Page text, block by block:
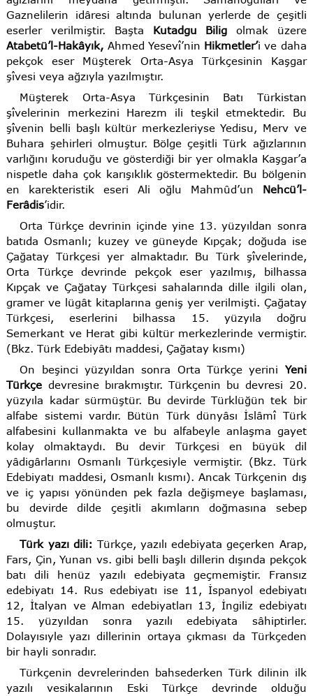
Gaznelilerin idâresi altında bulunan yerlerde de çeşitli
eserler verilmiştir. Başta Kutadgu Bilig olmak üzere
Atabetü’l-Hakâyık, Ahmed Yesevî’nin Hikmetler’i ve daha
pekçok eser Müşterek Orta-Asya Türkçesinin Kaşgar
şîvesi veya ağzıyla yazılmıştır.
Müşterek Orta-Asya Türkçesinin Batı Türkistan
şîvelerinin merkezini Harezm ili teşkil etmektedir. Bu
şîvenin belli başlı kültür merkezleriyse Yedisu, Merv ve
Buhara şehirleri olmuştur. Bölge çeşitli Türk ağızlarının
varlığını koruduğu ve gösterdiği bir yer olmakla Kaşgar’a
nispetle daha çok karışıklık göstermektedir. Bu bölgenin
en karekteristik eseri Ali oğlu Mahmûd’un Nehcü’l-
Ferâdis’idir.
Orta Türkçe devrinin içinde yine 13. yüzyıldan sonra
batıda Osmanlı; kuzey ve güneyde Kıpçak; doğuda ise
Çağatay Türkçesi yer almaktadır. Bu Türk şîvelerinde,
Orta Türkçe devrinde pekçok eser yazılmış, bilhassa
Kıpçak ve Çağatay Türkçesi sahalarında dille ilgili olan,
gramer ve lügât kitaplarına geniş yer verilmişti. Çağatay
Türkçesi, eserlerini bilhassa 15. yüzyıla doğru
Semerkant ve Herat gibi kültür merkezlerinde vermiştir.
(Bkz. Türk Edebiyâtı maddesi, Çağatay kısmı)
On beşinci yüzyıldan sonra Orta Türkçe yerini Yeni
Türkçe devresine bırakmıştır. Türkçenin bu devresi 20.
yüzyıla kadar sürmüştür. Bu devirde Türklüğün tek bir
alfabe sistemi vardır. Bütün Türk dünyâsı İslâmî Türk
alfabesini kullanmakta ve bu alfabeyle anlaşma gayet
kolay olmaktaydı. Bu devir Türkçesi en büyük dil
yâdigârlarını Osmanlı Türkçesiyle vermiştir. (Bkz. Türk
Edebiyatı maddesi, Osmanlı kısmı). Ancak Türkçenin dış
ve iç yapısı yönünden pek fazla değişmeye başlaması,
bu devirde dilde çeşitli akımların doğmasına sebep
olmuştur.
Türk yazı dili: Türkçe, yazılı edebiyata geçerken Arap,
Fars, Çin, Yunan vs. gibi belli başlı dillerin dışında pekçok
batı dili henüz yazılı edebiyata geçmemiştir. Fransız
edebiyatı 14. Rus edebiyatı ise 11, İspanyol edebiyatı
12, İtalyan ve Alman edebiyatları 13, İngiliz edebiyatı
15. yüzyıldan sonra yazılı edebiyata sâhiptirler.
Dolayısıyle yazı dillerinin ortaya çıkması da Türkçeden
bir hayli sonradır.
Türkçenin devrelerinden bahsederken Türk dilinin ilk
yazılı vesikalarının Eski Türkçe devrinde olduğu